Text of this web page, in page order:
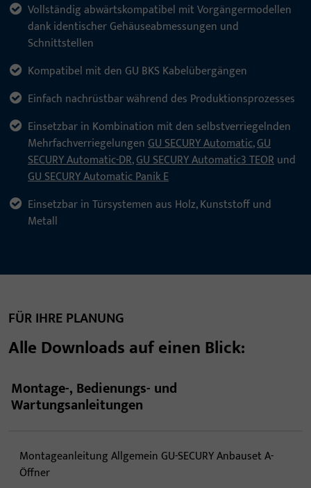
Vollständig abwärtskompatibel mit Vorgängermodellen
dank identischer Gehäuseabmessungen und
Schnittstellen
Kompatibel mit den GU BKS Kabelübergängen
Einfach nachrüstbar während des Produktionsprozesses
Einsetzbar in Kombination mit den selbstverriegelnden
MehrfachverriegelungenGU SECURY Automatic,GU
SECURY Automatic-DR,GU SECURY Automatic3 TEORund
GU SECURY Automatic Panik E
Einsetzbar in Türsystemen aus Holz, Kunststoff und
Metall
FÜR IHRE PLANUNG
Alle Downloads auf einen Blick:
Montage-, Bedienungs- und
Wartungsanleitungen
Montageanleitung Allgemein GU-SECURY Anbauset A-
Öffner